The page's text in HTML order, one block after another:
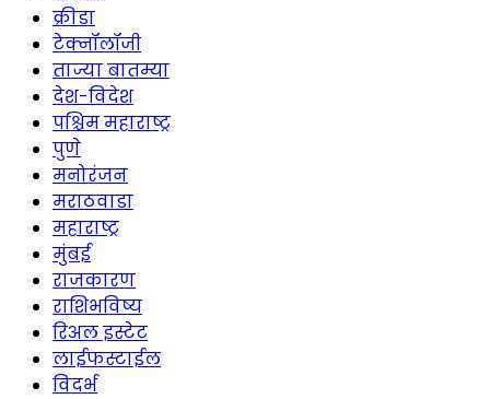
क्रीडा
टेक्नॉलॉजी
ताज्या बातम्या
देश-विदेश
पश्चिम महाराष्ट्र
पुणे
मनोरंजन
मराठवाडा
महाराष्ट्र
मुंबई
राजकारण
राशिभविष्य
रिअल इस्टेट
लाईफस्टाईल
विदर्भ